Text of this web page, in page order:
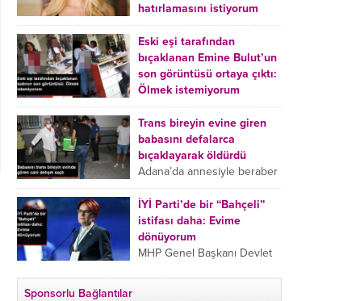
Çetinkaya (19) tutuklandı.
Çetinkaya, ifadesinde...
hatırlamasını istiyorum
Kanser tedavisi gören ünlü
oyuncu Canan Ergüder,
hastalık sürecini anlattı:
Meme kanserine yakalanan
ünlü oyuncu Canan Ergüder
aklıma ilk ölümün...
Eski eşi tarafından
bıçaklanan Emine Bulut’un
son görüntüsü ortaya çıktı:
Ölmek istemiyorum
Kırıkkale’de eski eşi
tarafından boğazından
bıçaklanan Emine Bulut’un
“Ben ölmek istemiyorum”
demesi ve yanında bulunan
10 yaşındaki kızının “Anne
lütfen...
Trans bireyin evine giren
babasını defalarca
bıçaklayarak öldürdü
Adana’da annesiyle beraber
takip ettiği babasının trans
bireyin evine girdiği gören
cani, babasını vücudunun
çeşitli yerlerinden
bıçaklayarak öldürdü.
İYİ Parti’de bir “Bahçeli”
istifası daha: Evime
dönüyorum
MHP Genel Başkanı Devlet
Sponsorlu Bağlantılar